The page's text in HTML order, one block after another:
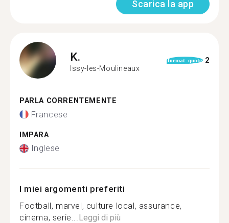
Scarica la app
K.
Issy-les-Moulineaux
format_quote 2
PARLA CORRENTEMENTE
Francese
IMPARA
Inglese
I miei argomenti preferiti
Football, marvel, culture local, assurance,
cinema, serie...Leggi di più